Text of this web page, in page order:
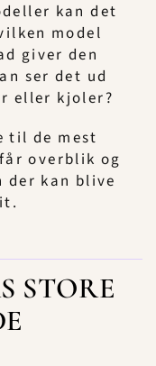
kan det
model
giver den
ser det ud
eller kjoler?
til de mest
overblik og
kan blive
STORE